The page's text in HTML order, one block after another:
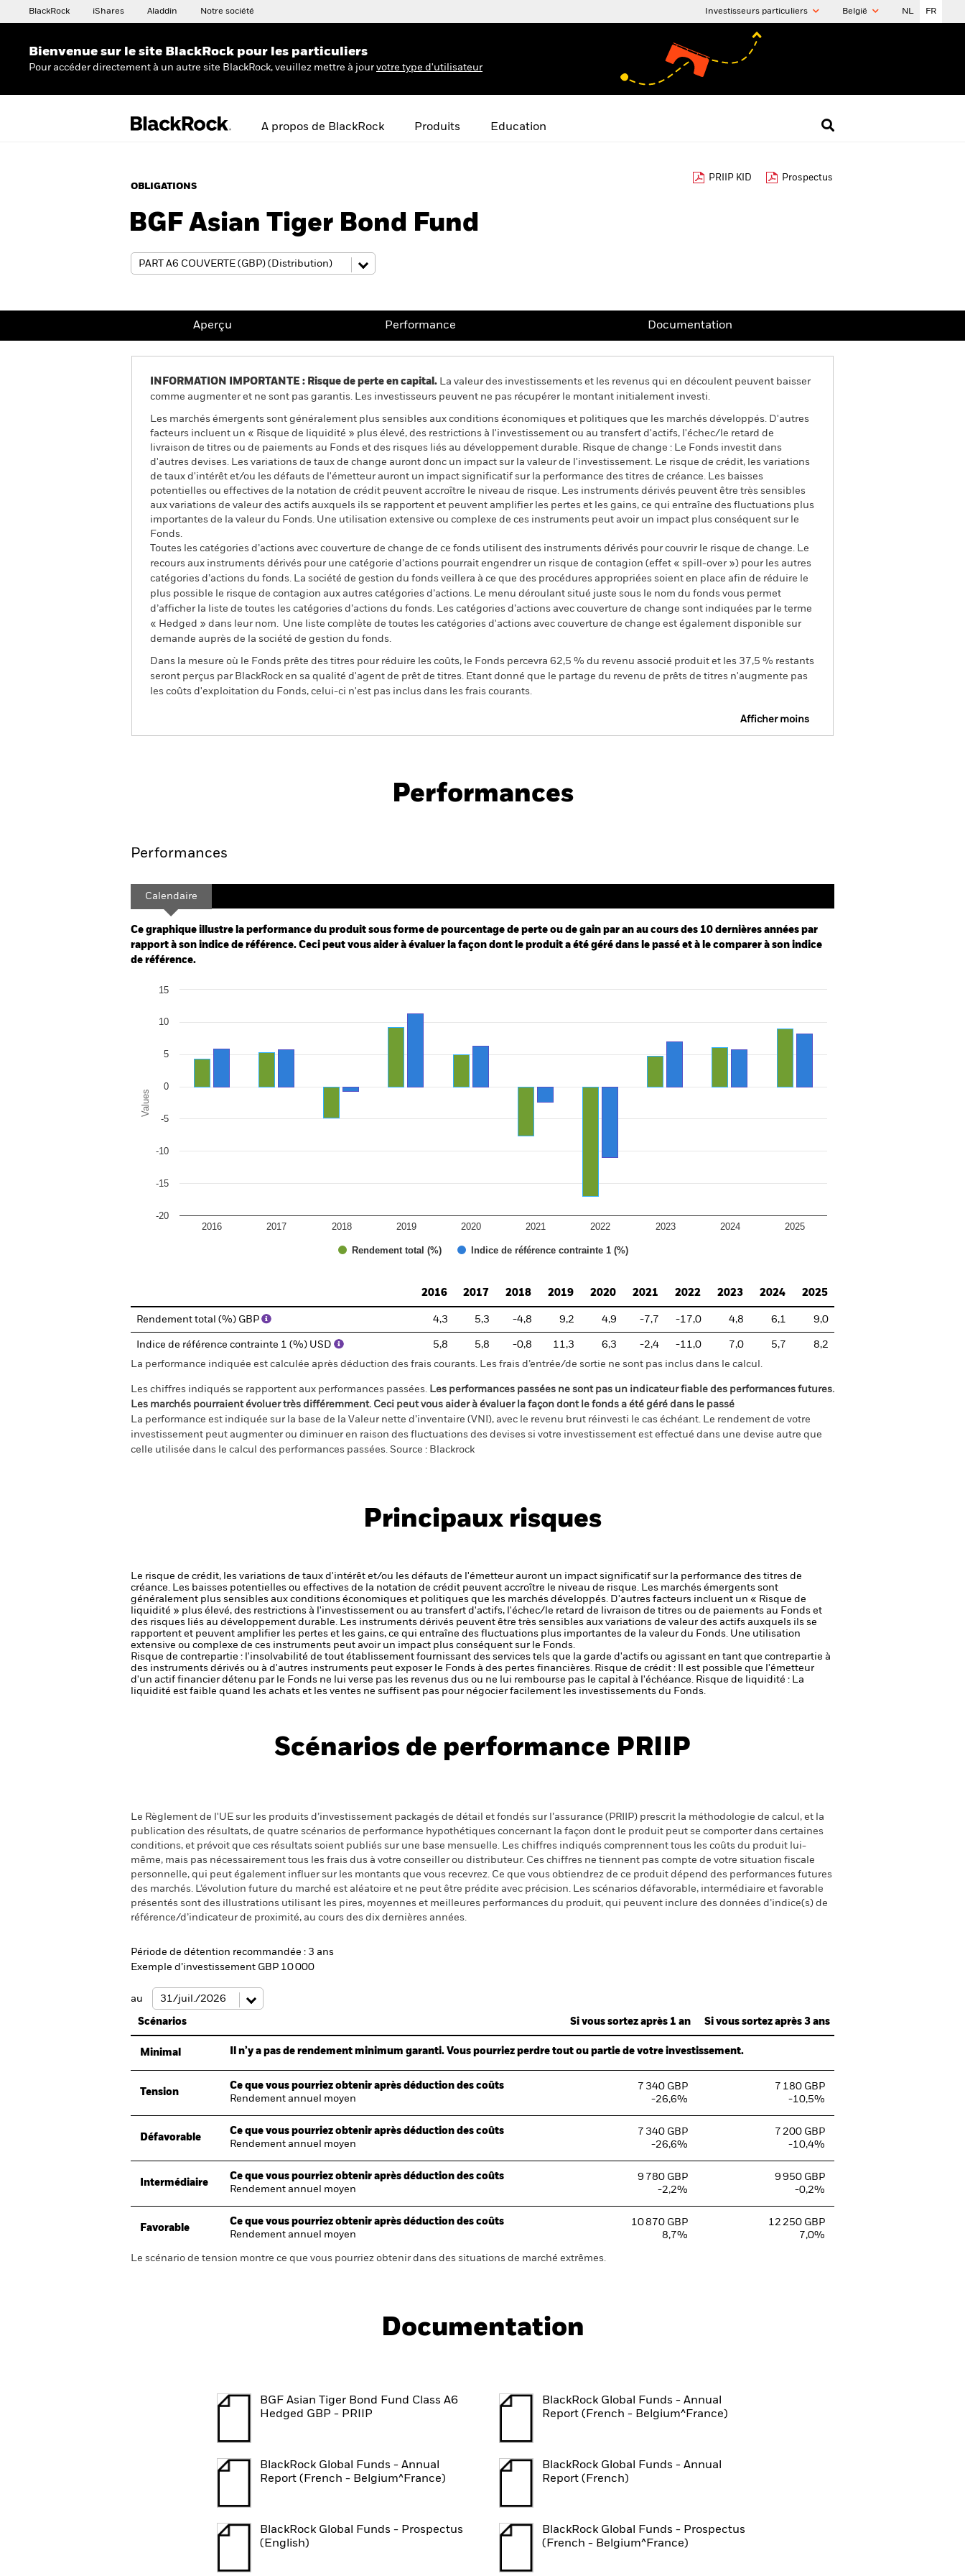
BlackRock iShares Aladdin Notre société Investisseurs particuliers België NL FR
Bienvenue sur le site BlackRock pour les particuliers
Pour accéder directement à un autre site BlackRock, veuillez mettre à jour votre type d'utilisateur
A propos de BlackRock Produits Education
OBLIGATIONS
PRIIP KID Prospectus
BGF Asian Tiger Bond Fund
Aperçu Performance Documentation
INFORMATION IMPORTANTE : Risque de perte en capital. La valeur des investissements et les revenus qui en découlent peuvent baisser
comme augmenter et ne sont pas garantis. Les investisseurs peuvent ne pas récupérer le montant initialement investi.
Les marchés émergents sont généralement plus sensibles aux conditions économiques et politiques que les marchés développés. D'autres
facteurs incluent un « Risque de liquidité » plus élevé, des restrictions à l'investissement ou au transfert d'actifs, l'échec/le retard de
livraison de titres ou de paiements au Fonds et des risques liés au développement durable. Risque de change : Le Fonds investit dans
d'autres devises. Les variations de taux de change auront donc un impact sur la valeur de l'investissement. Le risque de crédit, les variations
de taux d'intérêt et/ou les défauts de l'émetteur auront un impact significatif sur la performance des titres de créance. Les baisses
potentielles ou effectives de la notation de crédit peuvent accroître le niveau de risque. Les instruments dérivés peuvent être très sensibles
aux variations de valeur des actifs auxquels ils se rapportent et peuvent amplifier les pertes et les gains, ce qui entraîne des fluctuations plus
importantes de la valeur du Fonds. Une utilisation extensive ou complexe de ces instruments peut avoir un impact plus conséquent sur le
Fonds.
Toutes les catégories d’actions avec couverture de change de ce fonds utilisent des instruments dérivés pour couvrir le risque de change. Le
recours aux instruments dérivés pour une catégorie d’actions pourrait engendrer un risque de contagion (effet « spill-over ») pour les autres
catégories d’actions du fonds. La société de gestion du fonds veillera à ce que des procédures appropriées soient en place afin de réduire le
plus possible le risque de contagion aux autres catégories d’actions. Le menu déroulant situé juste sous le nom du fonds vous permet
d’afficher la liste de toutes les catégories d’actions du fonds. Les catégories d’actions avec couverture de change sont indiquées par le terme
« Hedged » dans leur nom. Une liste complète de toutes les catégories d'actions avec couverture de change est également disponible sur
demande auprès de la société de gestion du fonds.
Dans la mesure où le Fonds prête des titres pour réduire les coûts, le Fonds percevra 62,5 % du revenu associé produit et les 37,5 % restants
seront perçus par BlackRock en sa qualité d'agent de prêt de titres. Etant donné que le partage du revenu de prêts de titres n'augmente pas
les coûts d'exploitation du Fonds, celui-ci n'est pas inclus dans les frais courants.
Afficher moins
Performance
Performances
Performances
Calendaire
Ce graphique illustre la performance du produit sous forme de pourcentage de perte ou de gain par an au cours des 10 dernières années par
rapport à son indice de référence. Ceci peut vous aider à évaluer la façon dont le produit a été géré dans le passé et à le comparer à son indice
de référence.
Bar chart with 2 data series.
The chart has 1 Y axis displaying Values. Range: -20 to 15.
Values
Rendement total (%) Indice de référence contrainte 1 (%)
2016 2017 2018 2019 2020 2021 2022 2023 2024 2025
-20
-15
-10
-5
0
5
10
15
2016
2017 2018 2019 2020 2021 2022 2023 2024 2025
Rendement total (%) GBP 4,3 5,3 -4,8 9,2 4,9 -7,7 -17,0 4,8 6,1 9,0
Indice de référence contrainte 1 (%) USD 5,8 5,8 -0,8 11,3 6,3 -2,4 -11,0 7,0 5,7
8,2
La performance indiquée est calculée après déduction des frais courants. Les frais d’entrée/de sortie ne sont pas inclus dans le calcul.
Les chiffres indiqués se rapportent aux performances passées. Les performances passées ne sont pas un indicateur fiable des performances futures.
Les marchés pourraient évoluer très différemment. Ceci peut vous aider à évaluer la façon dont le fonds a été géré dans le passé
La performance est indiquée sur la base de la Valeur nette d’inventaire (VNI), avec le revenu brut réinvesti le cas échéant. Le rendement de votre
investissement peut augmenter ou diminuer en raison des fluctuations des devises si votre investissement est effectué dans une devise autre que
celle utilisée dans le calcul des performances passées. Source : Blackrock
Principaux risques
Le risque de crédit, les variations de taux d'intérêt et/ou les défauts de l'émetteur auront un impact significatif sur la performance des titres de
créance. Les baisses potentielles ou effectives de la notation de crédit peuvent accroître le niveau de risque. Les marchés émergents sont
généralement plus sensibles aux conditions économiques et politiques que les marchés développés. D'autres facteurs incluent un « Risque de
liquidité » plus élevé, des restrictions à l'investissement ou au transfert d'actifs, l'échec/le retard de livraison de titres ou de paiements au Fonds et
des risques liés au développement durable. Les instruments dérivés peuvent être très sensibles aux variations de valeur des actifs auxquels ils se
rapportent et peuvent amplifier les pertes et les gains, ce qui entraîne des fluctuations plus importantes de la valeur du Fonds. Une utilisation
extensive ou complexe de ces instruments peut avoir un impact plus conséquent sur le Fonds.
Risque de contrepartie : l'insolvabilité de tout établissement fournissant des services tels que la garde d'actifs ou agissant en tant que contrepartie à
des instruments dérivés ou à d'autres instruments peut exposer le Fonds à des pertes financières. Risque de crédit : Il est possible que l'émetteur
d'un actif financier détenu par le Fonds ne lui verse pas les revenus dus ou ne lui rembourse pas le capital à l'échéance. Risque de liquidité : La
liquidité est faible quand les achats et les ventes ne suffisent pas pour négocier facilement les investissements du Fonds.
Scénarios de performance PRIIP
Le Règlement de l'UE sur les produits d’investissement packagés de détail et fondés sur l’assurance (PRIIP) prescrit la méthodologie de calcul, et la
publication des résultats, de quatre scénarios de performance hypothétiques concernant la façon dont le produit peut se comporter dans certaines
conditions, et prévoit que ces résultats soient publiés sur une base mensuelle. Les chiffres indiqués comprennent tous les coûts du produit lui-
même, mais pas nécessairement tous les frais dus à votre conseiller ou distributeur. Ces chiffres ne tiennent pas compte de votre situation fiscale
personnelle, qui peut également influer sur les montants que vous recevrez. Ce que vous obtiendrez de ce produit dépend des performances futures
des marchés. L’évolution future du marché est aléatoire et ne peut être prédite avec précision. Les scénarios défavorable, intermédiaire et favorable
présentés sont des illustrations utilisant les pires, moyennes et meilleures performances du produit, qui peuvent inclure des données d’indice(s) de
référence/d’indicateur de proximité, au cours des dix dernières années.
Période de détention recommandée : 3 ans
Exemple d’investissement GBP 10 000
au
Scénarios Si vous sortez après 1 an Si vous sortez après 3 ans
Minimal Il n’y a pas de rendement minimum garanti. Vous pourriez perdre tout ou partie de votre investissement.
Tension
Ce que vous pourriez obtenir après déduction des coûts
Rendement annuel moyen
7 340 GBP
-26,6%
7 180 GBP
-10,5%
Défavorable
Ce que vous pourriez obtenir après déduction des coûts
Rendement annuel moyen
7 340 GBP
-26,6%
7 200 GBP
-10,4%
Intermédiaire
Ce que vous pourriez obtenir après déduction des coûts
Rendement annuel moyen
9 780 GBP
-2,2%
9 950 GBP
-0,2%
Favorable
Ce que vous pourriez obtenir après déduction des coûts
Rendement annuel moyen
10 870 GBP
8,7%
12 250 GBP
7,0%
Le scénario de tension montre ce que vous pourriez obtenir dans des situations de marché extrêmes.
Documentation
BGF Asian Tiger Bond Fund Class A6
Hedged GBP - PRIIP
BlackRock Global Funds - Annual
Report (French - Belgium^France)
BlackRock Global Funds - Annual
Report (French - Belgium^France)
BlackRock Global Funds - Annual
Report (French)
BlackRock Global Funds - Prospectus
(English)
BlackRock Global Funds - Prospectus
(French - Belgium^France)